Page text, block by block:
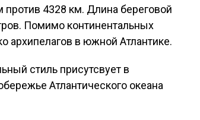
против 4328 км. Длина береговой
Помимо континентальных
архипелагов в южной Атлантике.
стиль присутсвует в
Атлантического океана